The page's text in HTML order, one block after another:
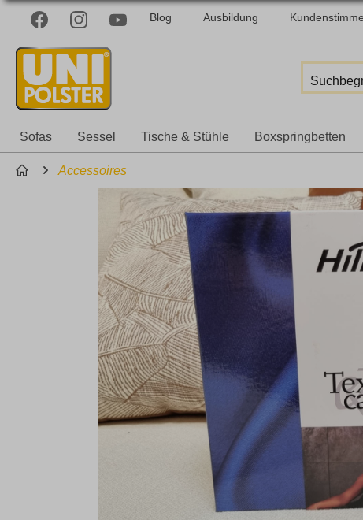
Blog Ausbildung
Sofas Sessel Tische & Stühle Boxspringbetten
Accessoires